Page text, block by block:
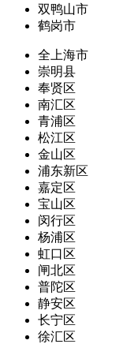
双鸭山市
鹤岗市
全上海市
崇明县
奉贤区
南汇区
青浦区
松江区
金山区
浦东新区
嘉定区
宝山区
闵行区
杨浦区
虹口区
闸北区
普陀区
静安区
长宁区
徐汇区